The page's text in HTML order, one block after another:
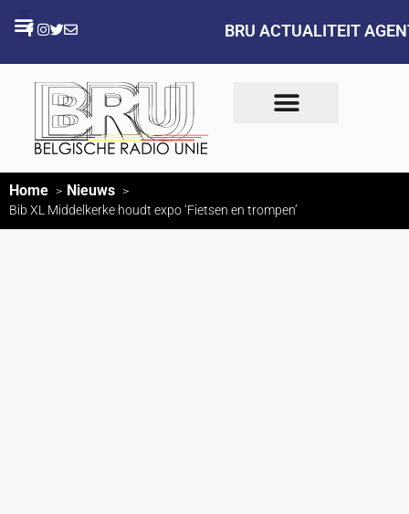
BRU ACTUALITEIT
Home Nieuws
Bib XL Middelkerke houdt expo ‘Fietsen en trompen’